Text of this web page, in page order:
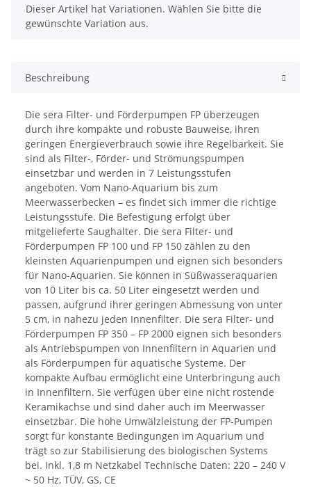
x
Dieser Artikel hat Variationen. Wählen Sie bitte die
gewünschte Variation aus.
Beschreibung
Die sera Filter- und Förderpumpen FP überzeugen
durch ihre kompakte und robuste Bauweise, ihren
geringen Energieverbrauch sowie ihre Regelbarkeit. Sie
sind als Filter-, Förder- und Strömungspumpen
einsetzbar und werden in 7 Leistungsstufen
angeboten. Vom Nano-Aquarium bis zum
Meerwasserbecken – es findet sich immer die richtige
Leistungsstufe. Die Befestigung erfolgt über
mitgelieferte Saughalter. Die sera Filter- und
Förderpumpen FP 100 und FP 150 zählen zu den
kleinsten Aquarienpumpen und eignen sich besonders
für Nano-Aquarien. Sie können in Süßwasseraquarien
von 10 Liter bis ca. 50 Liter eingesetzt werden und
passen, aufgrund ihrer geringen Abmessung von unter
5 cm, in nahezu jeden Innenfilter. Die sera Filter- und
Förderpumpen FP 350 – FP 2000 eignen sich besonders
als Antriebspumpen von Innenfiltern in Aquarien und
als Förderpumpen für aquatische Systeme. Der
kompakte Aufbau ermöglicht eine Unterbringung auch
in Innenfiltern. Sie verfügen über eine nicht rostende
Keramikachse und sind daher auch im Meerwasser
einsetzbar. Die hohe Umwälzleistung der FP-Pumpen
sorgt für konstante Bedingungen im Aquarium und
trägt so zur Stabilisierung des biologischen Systems
bei. Inkl. 1,8 m Netzkabel Technische Daten: 220 – 240 V
~ 50 Hz, TÜV, GS, CE